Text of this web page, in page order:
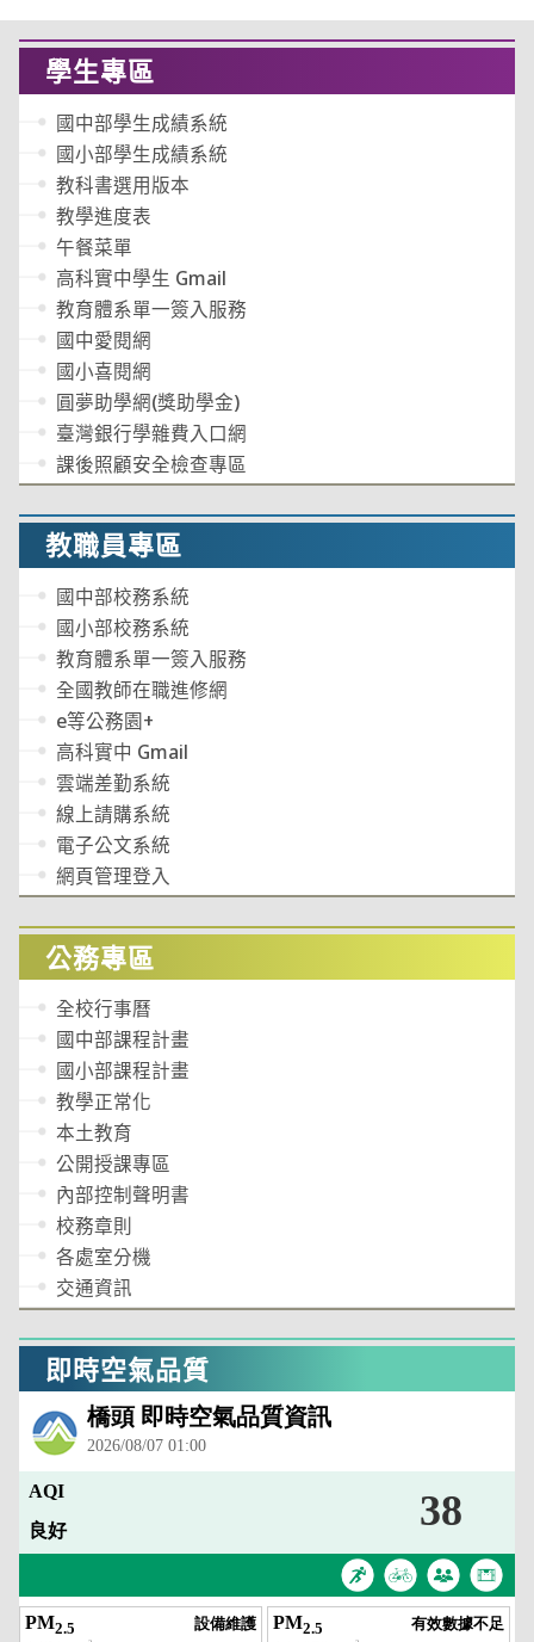
學生專區
國中部學生成績系統
國小部學生成績系統
教科書選用版本
教學進度表
午餐菜單
高科實中學生 Gmail
教育體系單一簽入服務
國中愛閱網
國小喜閱網
圓夢助學網(獎助學金)
臺灣銀行學雜費入口網
課後照顧安全檢查專區
教職員專區
國中部校務系統
國小部校務系統
教育體系單一簽入服務
全國教師在職進修網
e等公務園+
高科實中 Gmail
雲端差勤系統
線上請購系統
電子公文系統
網頁管理登入
公務專區
全校行事曆
國中部課程計畫
國小部課程計畫
教學正常化
本土教育
公開授課專區
內部控制聲明書
校務章則
各處室分機
交通資訊
即時空氣品質